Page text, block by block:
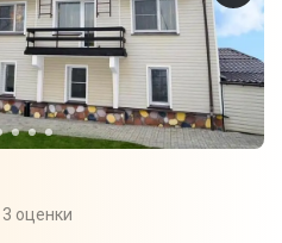
3 оценки